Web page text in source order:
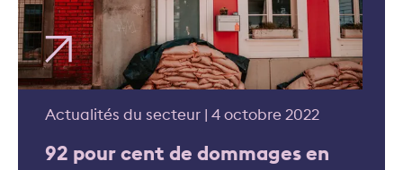
Actualités du secteur | 4 octobre 2022
92 pour cent de dommages en